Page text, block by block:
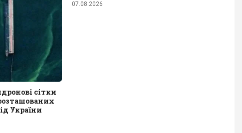
сітки
України
07.08.2026